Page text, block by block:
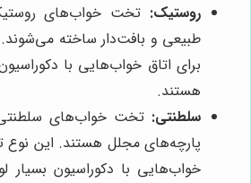
روستیک: تخت خواب‌های
طبیعی و بافت‌دار ساخته
برای اتاق خواب‌هایی با
هستند.
سلطنتی: تخت خواب‌های سلطنتی
پارچه‌های مجلل هستند. این نوع
خواب‌هایی با دکوراسیون